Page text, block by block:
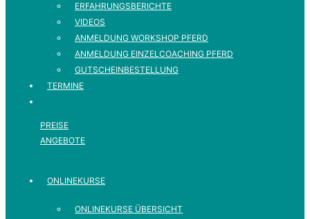
ERFAHRUNGSBERICHTE
VIDEOS
ANMELDUNG WORKSHOP PFERD
ANMELDUNG EINZELCOACHING PFERD
GUTSCHEINBESTELLUNG
TERMINE
PREISE
ANGEBOTE
ONLINEKURSE
ONLINEKURSE ÜBERSICHT